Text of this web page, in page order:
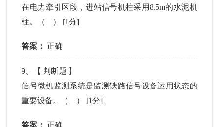
在电力牵引区段，进站信号机柱采用8.5m的水泥机
柱。（ ） [1分]
答案： 正确
9 、【 判断题 】
信号微机监测系统是监测铁路信号设备运用状态的
重要设备。（ ） [1分]
答案： 正确